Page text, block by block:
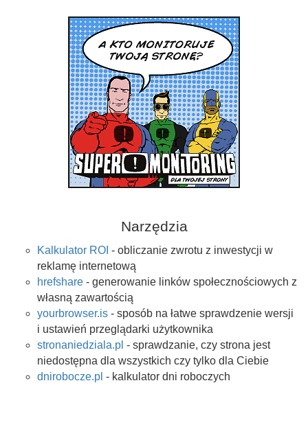
Narzędzia
Kalkulator ROI - obliczanie zwrotu z inwestycji w
reklamę internetową
hrefshare - generowanie linków społecznościowych z
własną zawartością
yourbrowser.is - sposób na łatwe sprawdzenie wersji
i ustawień przeglądarki użytkownika
stronaniedziala.pl - sprawdzanie, czy strona jest
niedostępna dla wszystkich czy tylko dla Ciebie
dnirobocze.pl - kalkulator dni roboczych